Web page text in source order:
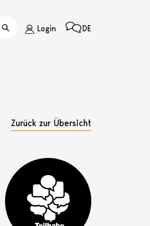
Suche Login DE
Zurück zur Übersicht
Teilhabe-Projekt